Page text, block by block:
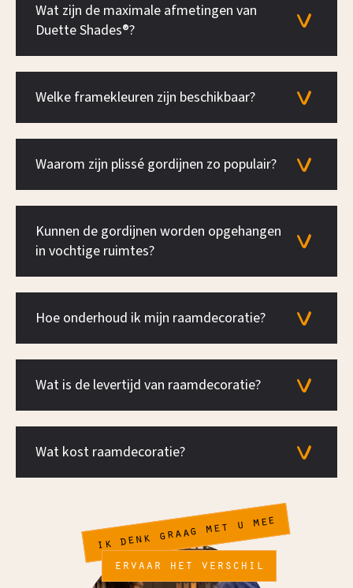
Wat zijn de maximale afmetingen van
Duette Shades®?
Welke framekleuren zijn beschikbaar?
Waarom zijn plissé gordijnen zo populair?
Kunnen de gordijnen worden opgehangen
in vochtige ruimtes?
Hoe onderhoud ik mijn raamdecoratie?
Wat is de levertijd van raamdecoratie?
Wat kost raamdecoratie?
ervaar het verschil
ik denk graag met u mee